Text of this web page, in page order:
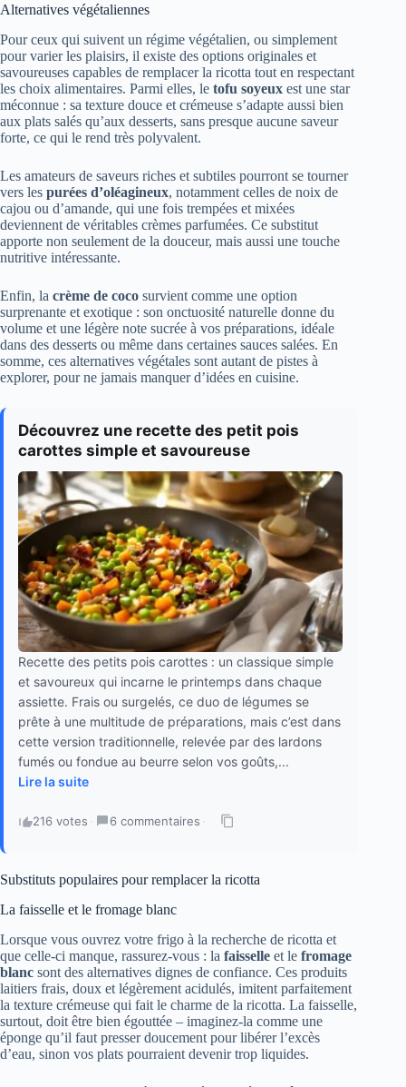
Alternatives végétaliennes
Pour ceux qui suivent un régime végétalien, ou simplement
pour varier les plaisirs, il existe des options originales et
savoureuses capables de remplacer la ricotta tout en respectant
les choix alimentaires. Parmi elles, le tofu soyeux est une star
méconnue : sa texture douce et crémeuse s’adapte aussi bien
aux plats salés qu’aux desserts, sans presque aucune saveur
forte, ce qui le rend très polyvalent.
Les amateurs de saveurs riches et subtiles pourront se tourner
vers les purées d’oléagineux, notamment celles de noix de
cajou ou d’amande, qui une fois trempées et mixées
deviennent de véritables crèmes parfumées. Ce substitut
apporte non seulement de la douceur, mais aussi une touche
nutritive intéressante.
Enfin, la crème de coco survient comme une option
surprenante et exotique : son onctuosité naturelle donne du
volume et une légère note sucrée à vos préparations, idéale
dans des desserts ou même dans certaines sauces salées. En
somme, ces alternatives végétales sont autant de pistes à
explorer, pour ne jamais manquer d’idées en cuisine.
Découvrez une recette des petit pois
carottes simple et savoureuse
Recette des petits pois carottes : un classique simple
et savoureux qui incarne le printemps dans chaque
assiette. Frais ou surgelés, ce duo de légumes se
prête à une multitude de préparations, mais c’est dans
cette version traditionnelle, relevée par des lardons
fumés ou fondue au beurre selon vos goûts,...
Lire la suite
216 votes · 6 commentaires ·
Substituts populaires pour remplacer la ricotta
La faisselle et le fromage blanc
Lorsque vous ouvrez votre frigo à la recherche de ricotta et
que celle-ci manque, rassurez-vous : la faisselle et le fromage
blanc sont des alternatives dignes de confiance. Ces produits
laitiers frais, doux et légèrement acidulés, imitent parfaitement
la texture crémeuse qui fait le charme de la ricotta. La faisselle,
surtout, doit être bien égouttée – imaginez-la comme une
éponge qu’il faut presser doucement pour libérer l’excès
d’eau, sinon vos plats pourraient devenir trop liquides.